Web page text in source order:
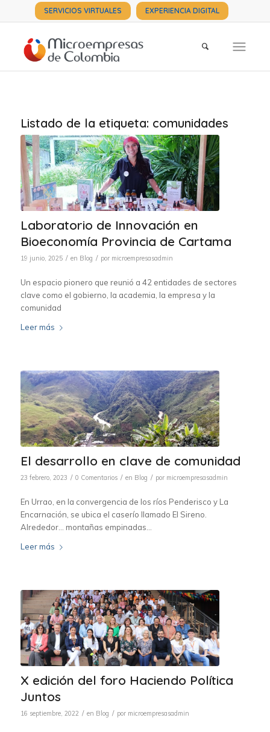
SERVICIOS VIRTUALES EXPERIENCIA DIGITAL
Listado de la etiqueta: comunidades
Laboratorio de Innovación en
Bioeconomía Provincia de Cartama
19 junio, 2025 / en Blog / por microempresasadmin
Un espacio pionero que reunió a 42 entidades de sectores
clave como el gobierno, la academia, la empresa y la
comunidad
Leer más
El desarrollo en clave de comunidad
23 febrero, 2023 / 0 Comentarios / en Blog / por microempresasadmin
En Urrao, en la convergencia de los ríos Penderisco y La
Encarnación, se ubica el caserío llamado El Sireno.
Alrededor… montañas empinadas…
Leer más
X edición del foro Haciendo Política
Juntos
16 septiembre, 2022 / en Blog / por microempresasadmin